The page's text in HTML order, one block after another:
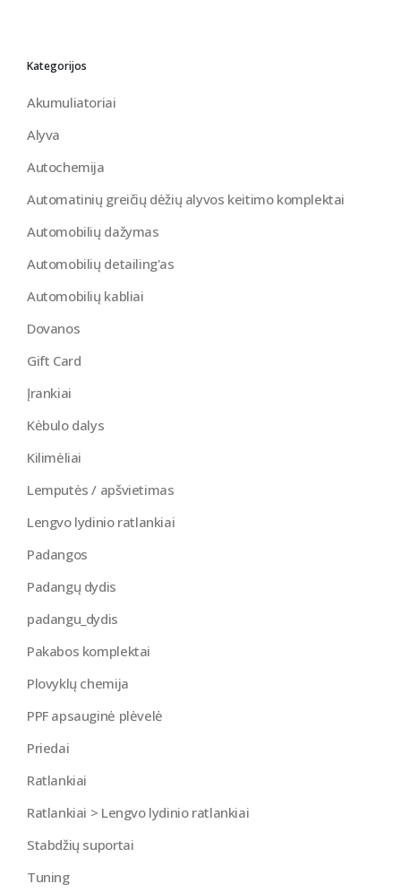
Kategorijos
Akumuliatoriai
Alyva
Autochemija
Automatinių greičių dėžių alyvos keitimo komplektai
Automobilių dažymas
Automobilių detailing'as
Automobilių kabliai
Dovanos
Gift Card
Įrankiai
Kėbulo dalys
Kilimėliai
Lemputės / apšvietimas
Lengvo lydinio ratlankiai
Padangos
Padangų dydis
padangu_dydis
Pakabos komplektai
Plovyklų chemija
PPF apsauginė plėvelė
Priedai
Ratlankiai
Ratlankiai > Lengvo lydinio ratlankiai
Stabdžių suportai
Tuning